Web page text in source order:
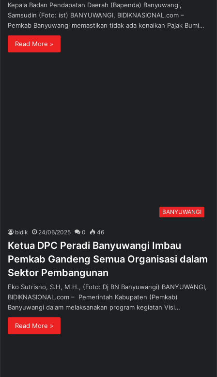
Kepala Badan Pendapatan Daerah (Bapenda) Banyuwangi,
Samsudin (Foto: ist) BANYUWANGI, BIDIKNASIONAL.com –
Pemkab Banyuwangi memastikan tidak ada kenaikan Pajak Bumi…
Read More »
BANYUWANGI
bidik 24/06/2025 0 46
Ketua DPC Peradi Banyuwangi Imbau
Pemkab Gandeng Semua Organisasi dalam
Sektor Pembangunan
Eko Sutrisno, S.H, M.H., (Foto: Dj BN Banyuwangi) BANYUWANGI,
BIDIKNASIONAL.com – Pemerintah Kabupaten (Pemkab)
Banyuwangi dalam melaksanakan program kegiatan Visi…
Read More »